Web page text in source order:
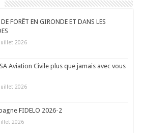
DE FORÊT EN GIRONDE ET DANS LES
2026
Aviation Civile plus que jamais avec vous
2026
FIDELO 2026-2
2026